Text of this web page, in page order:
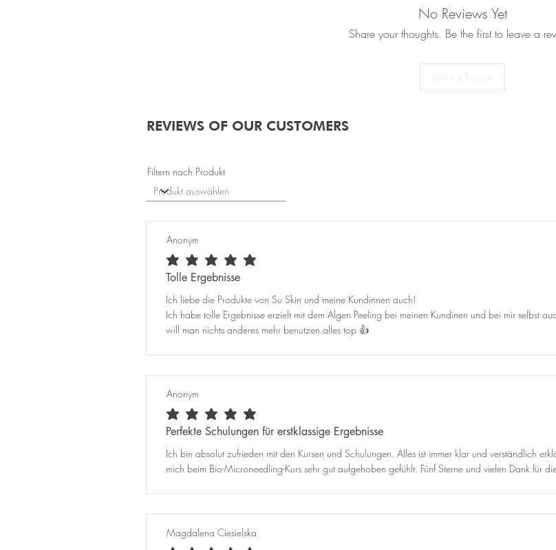
No Reviews Yet
Share your thoughts. Be the first to leave a
REVIEWS OF OUR CUSTOMERS
Filtern nach Produkt
Anonym
average rating is 5 out of 5
Tolle Ergebnisse
Ich liebe die Produkte von Su Skin und meine Kundinnen auch!
Ich habe tolle Ergebnisse erzielt mit dem Algen Peeling bei meinen Kundinen und bei mir selbst
will man nichts anderes mehr benutzen.alles top 👍
Anonym
average rating is 5 out of 5
Perfekte Schulungen für erstklassige Ergebnisse
Ich bin absolut zufrieden mit den Kursen und Schulungen. Alles ist immer klar und verständlich
mich beim Bio-Microneedling-Kurs sehr gut aufgehoben gefühlt. Fünf Sterne und vielen Dank für
Magdalena Ciesielska